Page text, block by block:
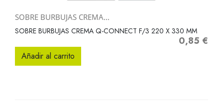
SOBRE BURBUJAS CREMA...
SOBRE BURBUJAS CREMA Q-CONNECT F/3 220 X 330 MM
Precio
0,85 €
Añadir al carrito